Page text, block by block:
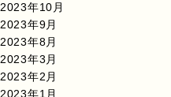
2023年10月
2023年9月
2023年8月
2023年3月
2023年2月
2023年1月